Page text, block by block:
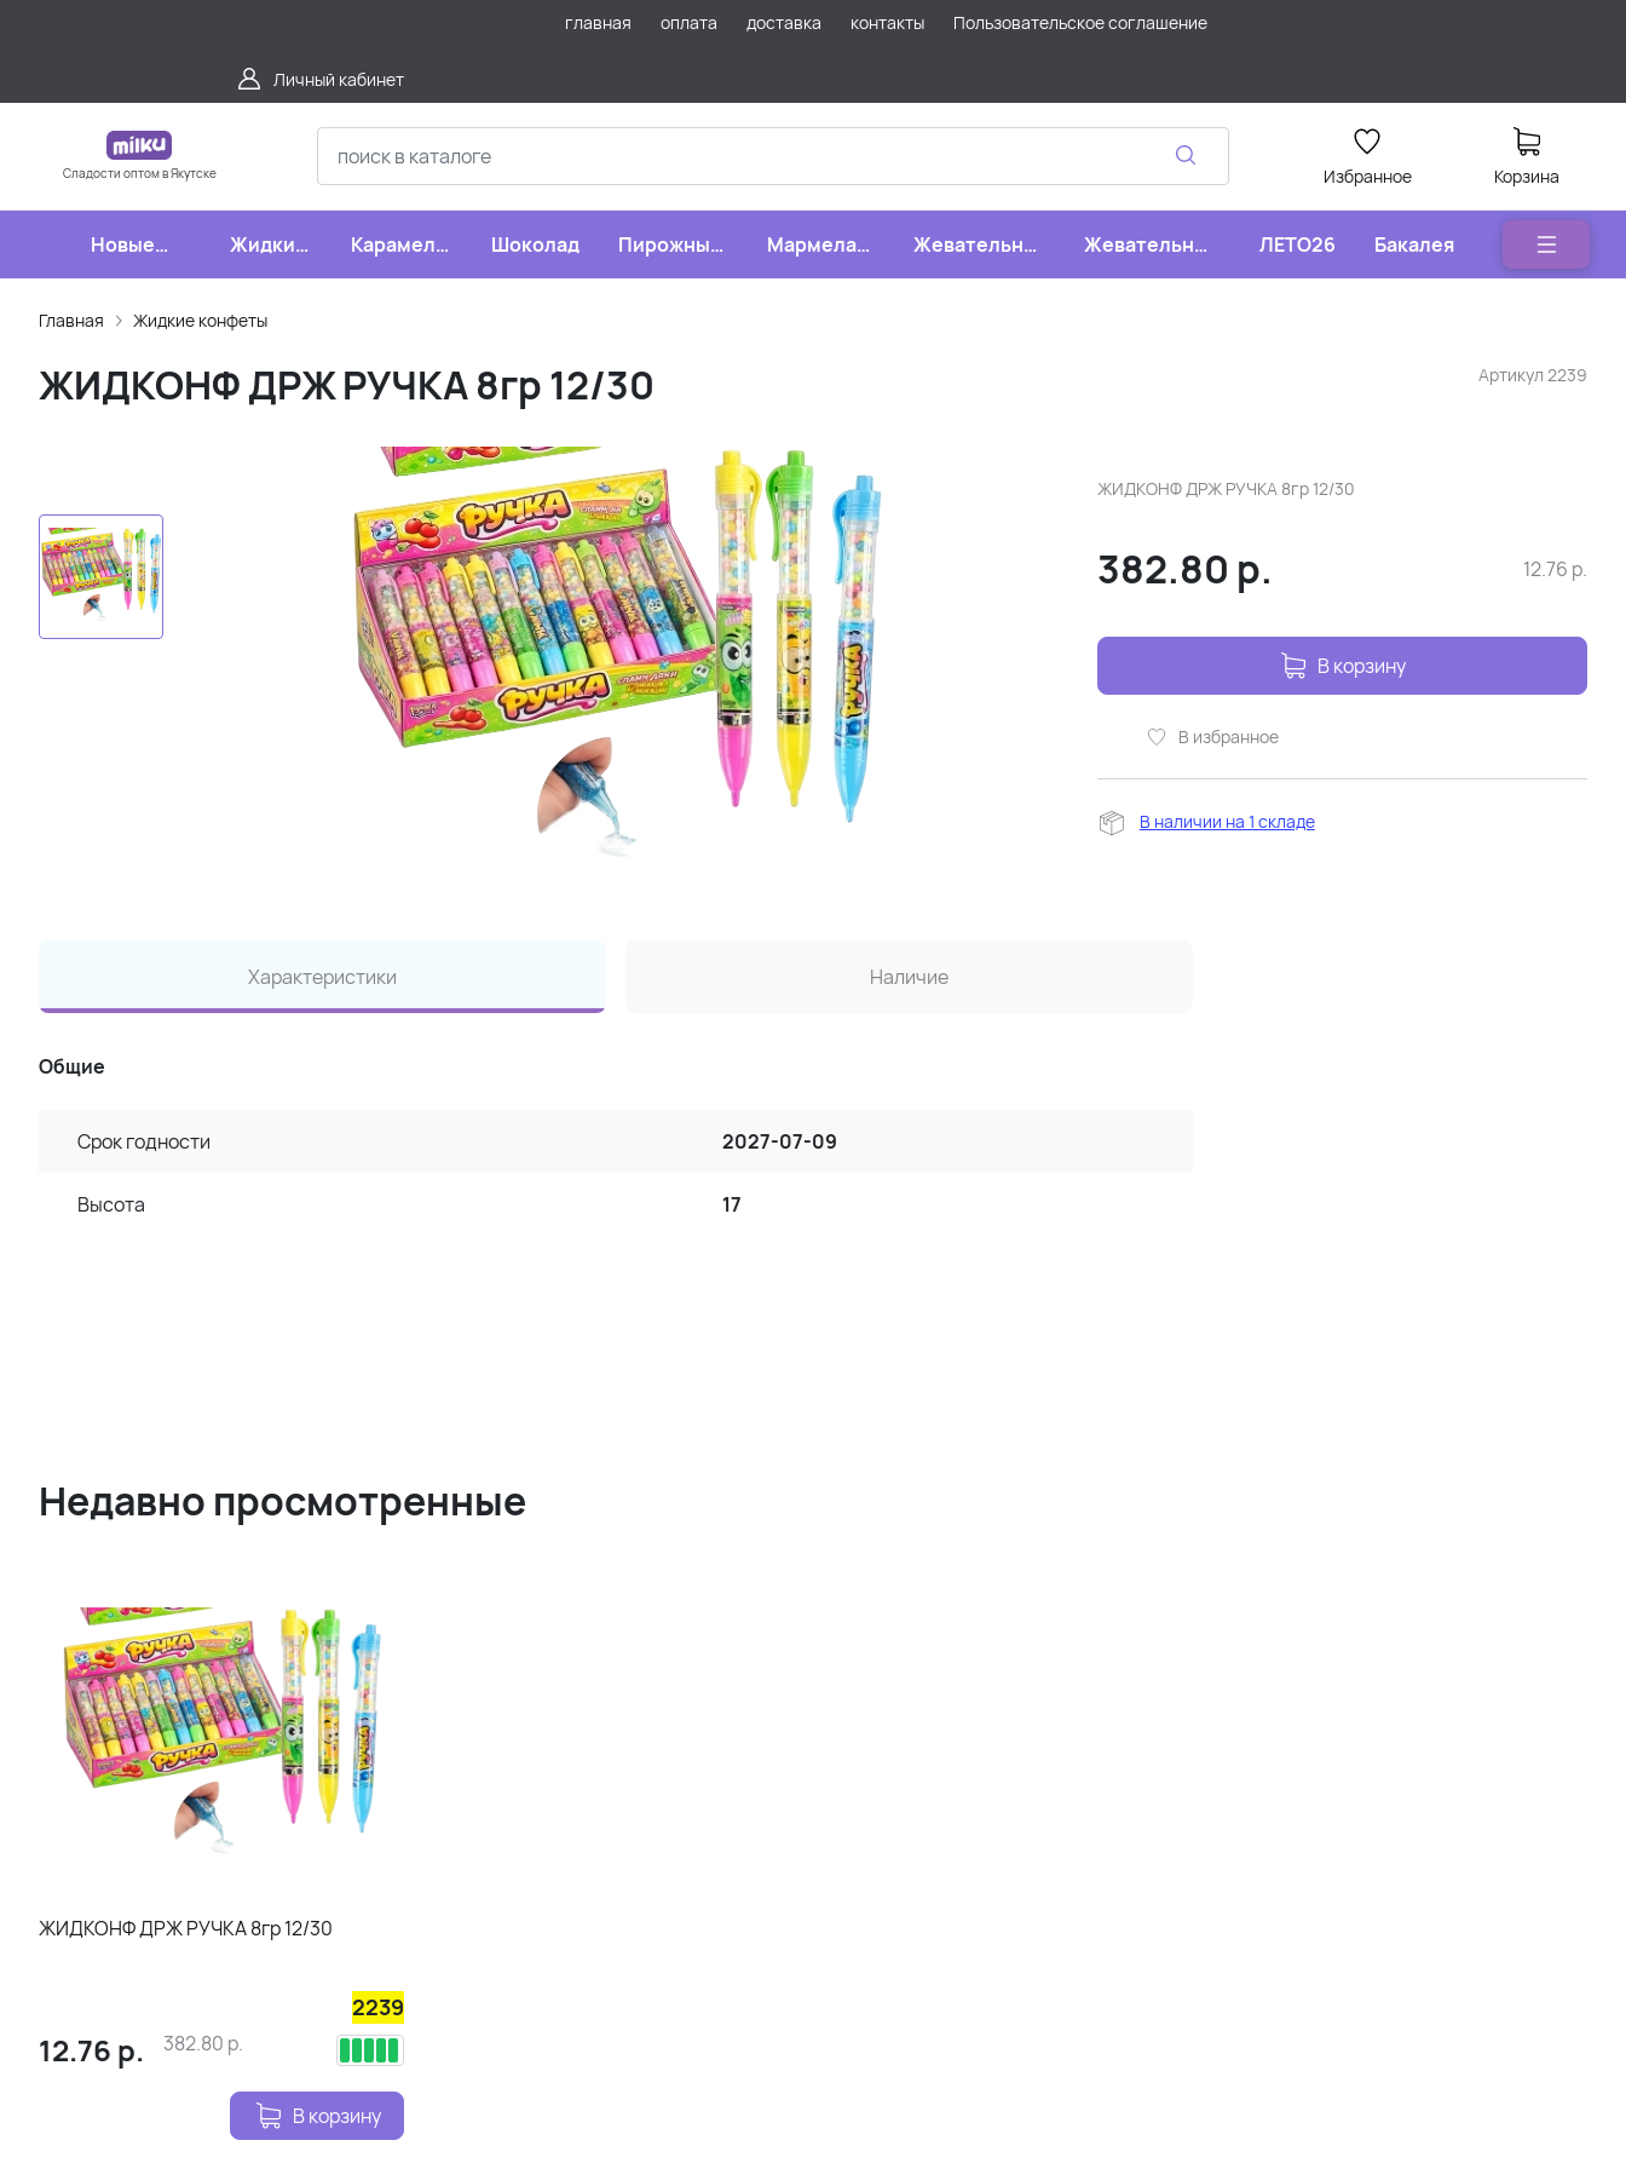
главная оплата доставка контакты Пользовательское соглашение
Личный кабинет
Сладости оптом в Якутске Избранное Корзина
Новые
поступления
Жидкие
конфеты
Карамель,
леденцы,
Шоколад
Пирожные,
бисквиты,
Мармелад,
зефир,
Жевательная
резинка
Жевательные
конфеты
ЛЕТО26 Бакалея
Главная Жидкие конфеты
Артикул 2239
ЖИДКОНФ ДРЖ РУЧКА 8гр 12/30
ЖИДКОНФ ДРЖ РУЧКА 8гр 12/30
382.80 р. 12.76 р.
В корзину
В избранное
В наличии на 1 складе
Характеристики Наличие
Общие
Срок годности 2027-07-09
Высота 17
Недавно просмотренные
ЖИДКОНФ ДРЖ РУЧКА 8гр 12/30
2239
12.76 р. 382.80 р.
В корзину